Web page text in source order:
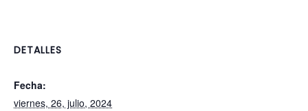
DETALLES
Fecha:
viernes, 26, julio, 2024